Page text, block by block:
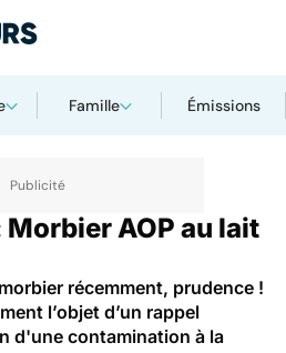
Famille Émissions
AOP au lait
récemment, prudence !
l’objet d’un rappel
d'une contamination à la